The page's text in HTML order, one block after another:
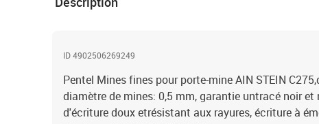
ID 4902506269249
Pentel Mines fines pour porte-mine AIN STEIN
diamètre de mines: 0,5 mm, garantie untracé noir
d'écriture doux etrésistant aux rayures, écriture à